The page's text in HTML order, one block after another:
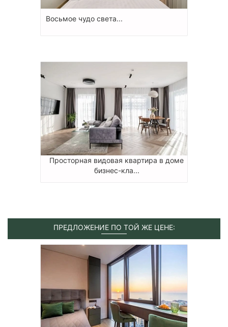
Восьмое чудо света...
Просторная видовая квартира в доме
бизнес-кла...
ПРЕДЛОЖЕНИЕ ПО ТОЙ ЖЕ ЦЕНЕ: